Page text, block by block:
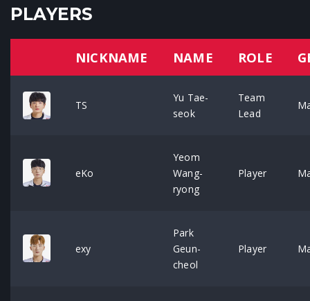
PLAYERS
NICKNAME NAME ROLE
TS
Yu Tae-
seok
Team
Lead
eKo
Yeom
Wang-
ryong
Player
exy
Park
Geun-
cheol
Player